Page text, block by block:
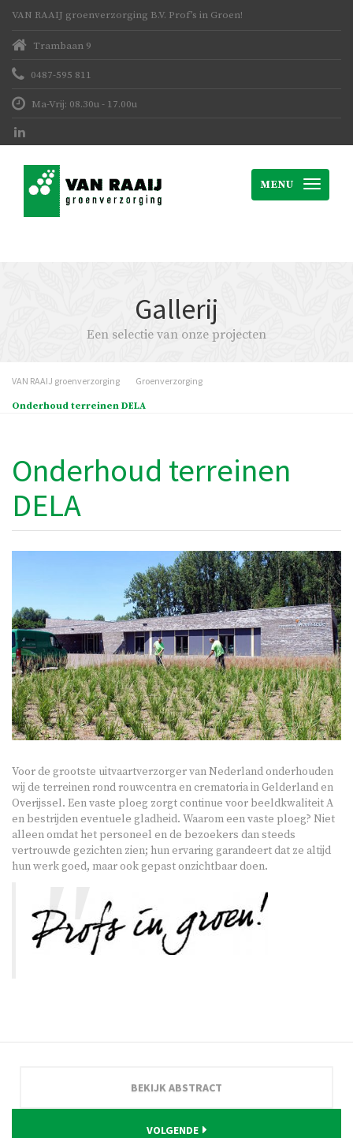
VAN RAAIJ groenverzorging B.V. Prof’s in Groen!
Trambaan 9
0487-595 811
Ma-Vrij: 08.30u - 17.00u
MENU
Gallerij
Een selectie van onze projecten
VAN RAAIJ groenverzorging Groenverzorging
Onderhoud terreinen DELA
Onderhoud terreinen
DELA
Voor de grootste uitvaartverzorger van Nederland onderhouden
wij de terreinen rond rouwcentra en crematoria in Gelderland en
Overijssel. Een vaste ploeg zorgt continue voor beeldkwaliteit A
en bestrijden eventuele gladheid. Waarom een vaste ploeg? Niet
alleen omdat het personeel en de bezoekers dan steeds
vertrouwde gezichten zien; hun ervaring garandeert dat ze altijd
hun werk goed, maar ook gepast onzichtbaar doen.
BEKIJK ABSTRACT
VOLGENDE